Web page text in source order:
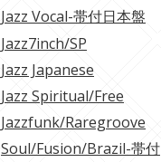
Jazz Vocal-帯付日本盤
Jazz7inch/SP
Jazz Japanese
Jazz Spiritual/Free
Jazzfunk/Raregroove
Soul/Fusion/Brazil-帯付